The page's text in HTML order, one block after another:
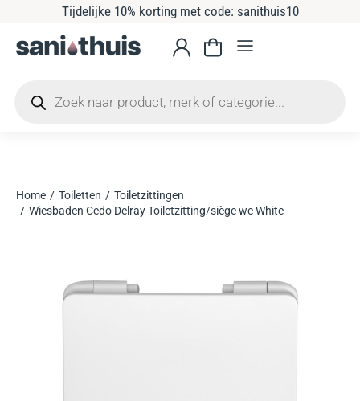
Tijdelijke 10% korting met code: sanithuis10
Je bent hier:
Home Toiletten
Toiletzittingen
Wiesbaden Cedo Delray Toiletzitting/siège wc White